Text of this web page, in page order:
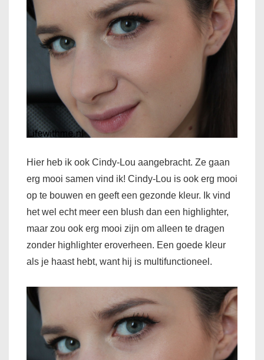
Hier heb ik ook Cindy-Lou aangebracht. Ze gaan
erg mooi samen vind ik! Cindy-Lou is ook erg mooi
op te bouwen en geeft een gezonde kleur. Ik vind
het wel echt meer een blush dan een highlighter,
maar zou ook erg mooi zijn om alleen te dragen
zonder highlighter eroverheen. Een goede kleur
als je haast hebt, want hij is multifunctioneel.